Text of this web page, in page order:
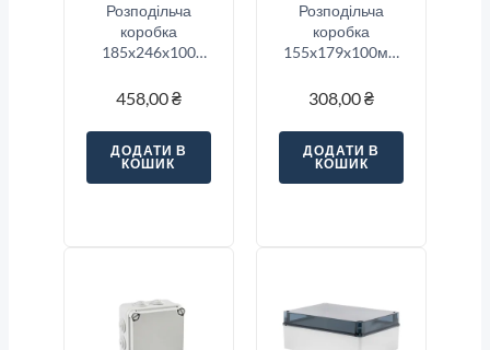
Розподільча
коробка
185x246x100
458,00₴
ДОДАТИ В
КОШИК
Розподільча
коробка
155x179x100мм
308,00₴
ДОДАТИ В
КОШИК